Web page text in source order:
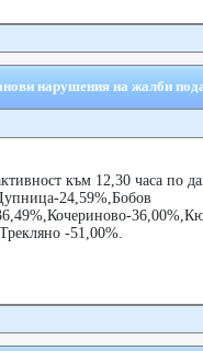
нарушения на жалби
към 12,30 часа по
24,59%,Бобов
-51,00%.